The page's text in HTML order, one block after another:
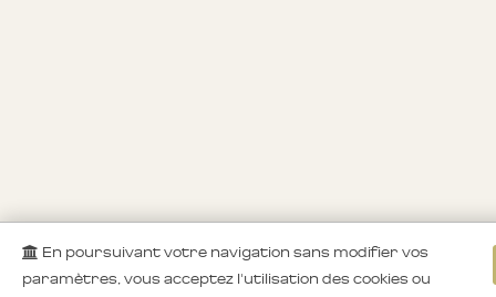
En poursuivant votre navigation sans modifier vos
paramètres, vous acceptez l'utilisation des cookies ou